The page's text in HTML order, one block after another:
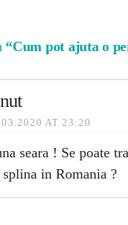
“Cum pot ajuta o
AT 23:20
seara ! Se poate
splina in Romania ?